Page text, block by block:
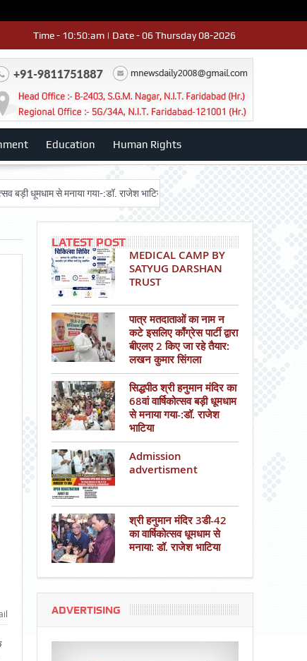
Time - 10:50:am | Date - 06 Thursday 08-2026
Education Human Rights
से मनाया गया-:डॉ. राजेश भाटिया Admission advertisment श्री
LATEST POST
MEDICAL CAMP BY
SATYUG DARSHAN
TRUST
पात्र मतदाताओं का नाम न
कटे इसलिए काँग्रेस पार्टी द्वारा
बीएलए 2 किए जा रहे तैयार:
लखन कुमार सिंगला
सिद्धपीठ श्री हनुमान मंदिर का
68वां वार्षिकोत्सव बड़ी धूमधाम
से मनाया गया-:डॉ. राजेश
भाटिया
Admission
advertisment
श्री हनुमान मंदिर 3डी-42
का वार्षिकोत्सव धूमधाम से
मनाया: डॉ. राजेश भाटिया
ADVERTISING